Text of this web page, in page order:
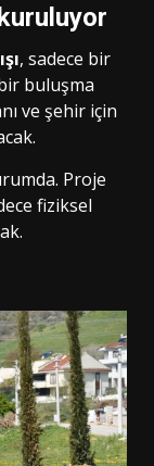
, sadece bir
buluşma
ve şehir için
Proje
fiziksel